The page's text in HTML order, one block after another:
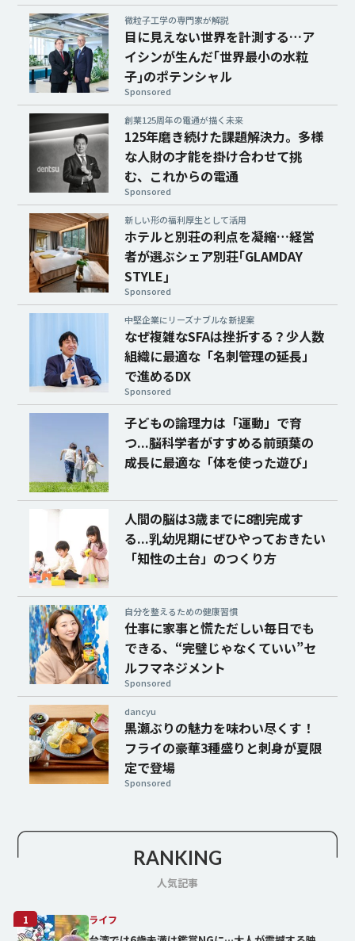
微粒子工学の専門家が解説
目に見えない世界を計測する…ア
イシンが生んだ｢世界最小の水粒
子｣のポテンシャル
Sponsored
創業125周年の電通が描く未来
125年磨き続けた課題解決力。多様
な人財の才能を掛け合わせて挑
む、これからの電通
Sponsored
新しい形の福利厚生として活用
ホテルと別荘の利点を凝縮…経営
者が選ぶシェア別荘｢GLAMDAY
STYLE｣
Sponsored
中堅企業にリーズナブルな新提案
なぜ複雑なSFAは挫折する？少人数
組織に最適な「名刺管理の延長」
で進めるDX
Sponsored
子どもの論理力は「運動」で育
つ...脳科学者がすすめる前頭葉の
成長に最適な「体を使った遊び」
人間の脳は3歳までに8割完成す
る...乳幼児期にぜひやっておきたい
「知性の土台」のつくり方
自分を整えるための健康習慣
仕事に家事と慌ただしい毎日でも
できる、“完璧じゃなくていい”セ
ルフマネジメント
Sponsored
dancyu
黒瀬ぶりの魅力を味わい尽くす！
フライの豪華3種盛りと刺身が夏限
定で登場
Sponsored
RANKING
人気記事
1 ライフ